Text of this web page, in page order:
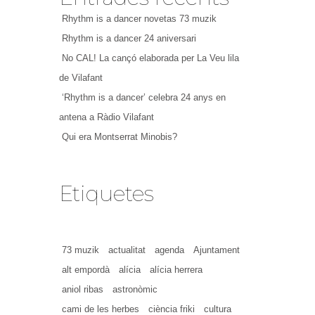
Rhythm is a dancer novetas 73 muzik
Rhythm is a dancer 24 aniversari
No CAL! La cançó elaborada per La Veu lila
de Vilafant
‘Rhythm is a dancer’ celebra 24 anys en
antena a Ràdio Vilafant
Qui era Montserrat Minobis?
Etiquetes
73 muzik actualitat agenda
Ajuntament
alt empordà
alícia
alícia herrera
aniol ribas
astronòmic
cami de les herbes
ciència friki
cultura